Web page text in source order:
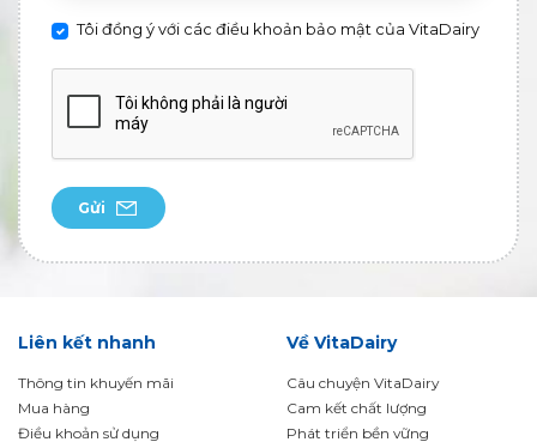
Tôi đồng ý với các điều khoản bảo mật của VitaDairy
Gửi
Liên kết nhanh
Thông tin khuyến mãi
Mua hàng
Điều khoản sử dụng
Về VitaDairy
Câu chuyện VitaDairy
Cam kết chất lượng
Phát triển bền vững